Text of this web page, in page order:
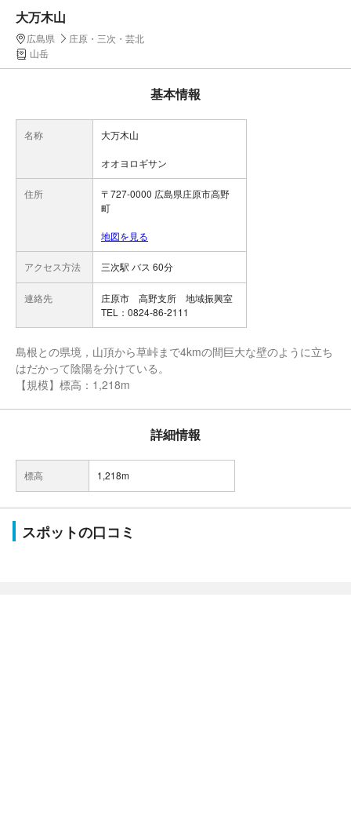
大万木山
広島県
庄原・三次・芸北
山岳
基本情報
名称 大万木山
オオヨロギサン
住所
〒727-0000 広島県庄原市高野
町
地図を見る
アクセス方法 三次駅 バス 60分
連絡先
庄原市 高野支所 地域振興室
TEL：0824-86-2111
島根との県境，山頂から草峠まで4kmの間巨大な壁のように立ち
はだかって陰陽を分けている。
【規模】標高：1,218m
詳細情報
標高 1,218m
スポットの口コミ